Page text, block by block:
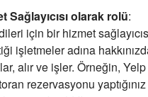
Sağlayıcısı olarak rolü:
için bir hizmet
işletmeler adına
alır ve işler. Örneğin, Yelp
rezervasyonu yaptığınız